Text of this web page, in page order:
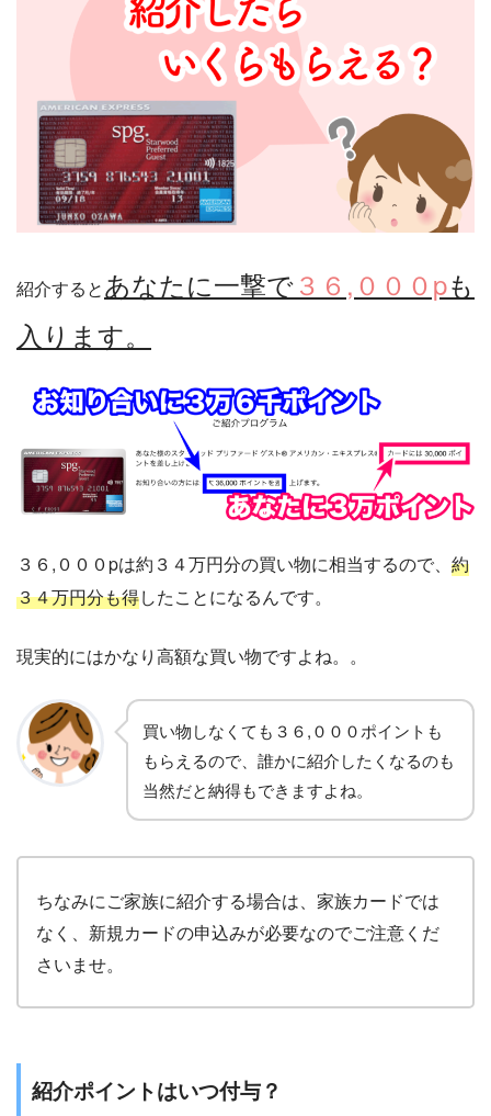
紹介するとあなたに一撃で３６,０００pも
入ります。
３６,０００pは約３４万円分の買い物に相当するので、 約
３４万円分も得したことになるんです。
現実的にはかなり高額な買い物ですよね。。
買い物しなくても３６,０００ポイントも
もらえるので、誰かに紹介したくなるのも
当然だと納得もできますよね。
ちなみにご家族に紹介する場合は、家族カードでは
なく、新規カードの申込みが必要なのでご注意くだ
さいませ。
紹介ポイントはいつ付与？